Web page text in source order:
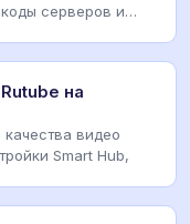
серверов и
на
видео
Smart Hub,